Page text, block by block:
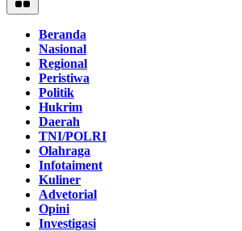
Beranda
Nasional
Regional
Peristiwa
Politik
Hukrim
Daerah
TNI/POLRI
Olahraga
Infotaiment
Kuliner
Advetorial
Opini
Investigasi